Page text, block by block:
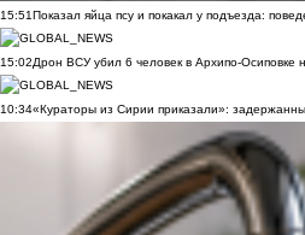
15:51Показал яйца псу и покакал у подъезда:
15:02Дрон ВСУ убил 6 человек в Архипо-Осиповке
10:34«Кураторы из Сирии приказали»: